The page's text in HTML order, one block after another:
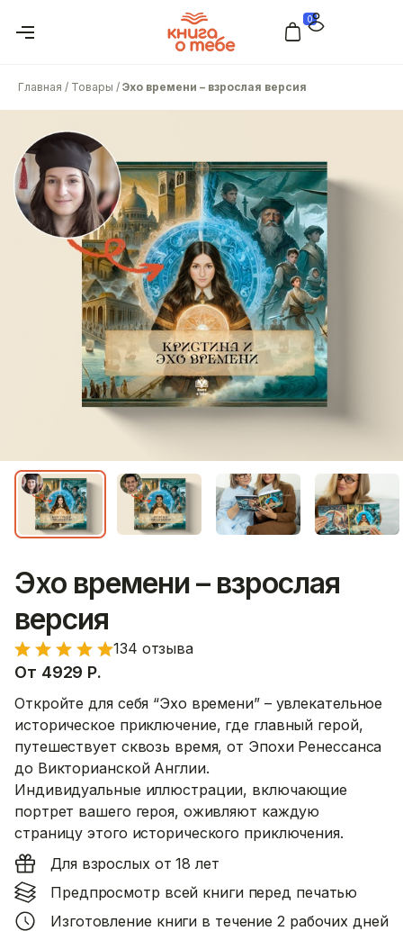
0
Главная / Товары / Эхо времени – взрослая версия
Эхо времени – взрослая
версия
134 отзыва
От 4929 Р.
Откройте для себя “Эхо времени” – увлекательное
историческое приключение, где главный герой,
путешествует сквозь время, от Эпохи Ренессанса
до Викторианской Англии.
Индивидуальные иллюстрации, включающие
портрет вашего героя, оживляют каждую
страницу этого исторического приключения.
Для взрослых от 18 лет
Предпросмотр всей книги перед печатью
Изготовление книги в течение 2 рабочих дней